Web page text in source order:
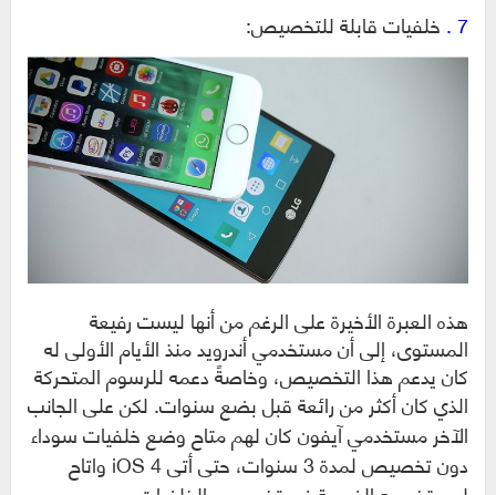
7 . خلفيات قابلة للتخصيص:
هذه العبرة الأخيرة على الرغم من أنها ليست رفيعة
المستوى، إلى أن مستخدمي أندرويد منذ الأيام الأولى له
كان يدعم هذا التخصيص، وخاصةً دعمه للرسوم المتحركة
الذي كان أكثر من رائعة قبل بضع سنوات.لكن على الجانب
الآخر مستخدمي آيفون كان لهم متاح وضع خلفيات سوداء
دون تخصيص لمدة 3 سنوات، حتى أتى iOS 4 واتاح